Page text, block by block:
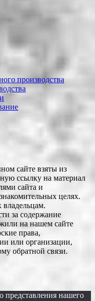
производства
сайте взяты из
ссылку на материал
сайта и
целях.
за содержание
на нашем сайте
права,
или организации,
обратной связи.
нашего